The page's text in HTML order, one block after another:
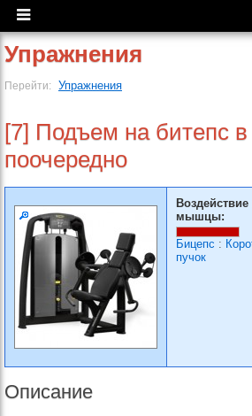
Упражнения
Перейти: Упражнения
[7] Подъем на битепс
поочередно
Воздействие
мышцы:
Бицепс :
пучок
Описание